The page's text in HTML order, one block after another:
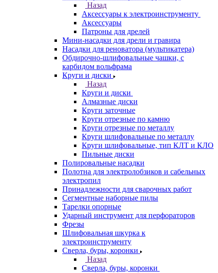
Назад
Аксессуары к электроинструменту
Аксессуары
Патроны для дрелей
Мини-насадки для дрели и гравира
Насадки для реноватора (мультикатера)
Обдирочно-шлифовальные чашки, с
карбидом вольфрама
Круги и диски
Назад
Круги и диски
Алмазные диски
Круги заточные
Круги отрезные по камню
Круги отрезные по металлу
Круги шлифовальные по металлу
Круги шлифовальные, тип КЛТ и КЛО
Пильные диски
Полировальные насадки
Полотна для электролобзиков и сабельных
электропил
Принадлежности для сварочных работ
Сегментные наборные пилы
Тарелки опорные
Ударный инструмент для перфораторов
Фрезы
Шлифовальная шкурка к
электроинструменту
Сверла, буры, коронки
Назад
Сверла, буры, коронки